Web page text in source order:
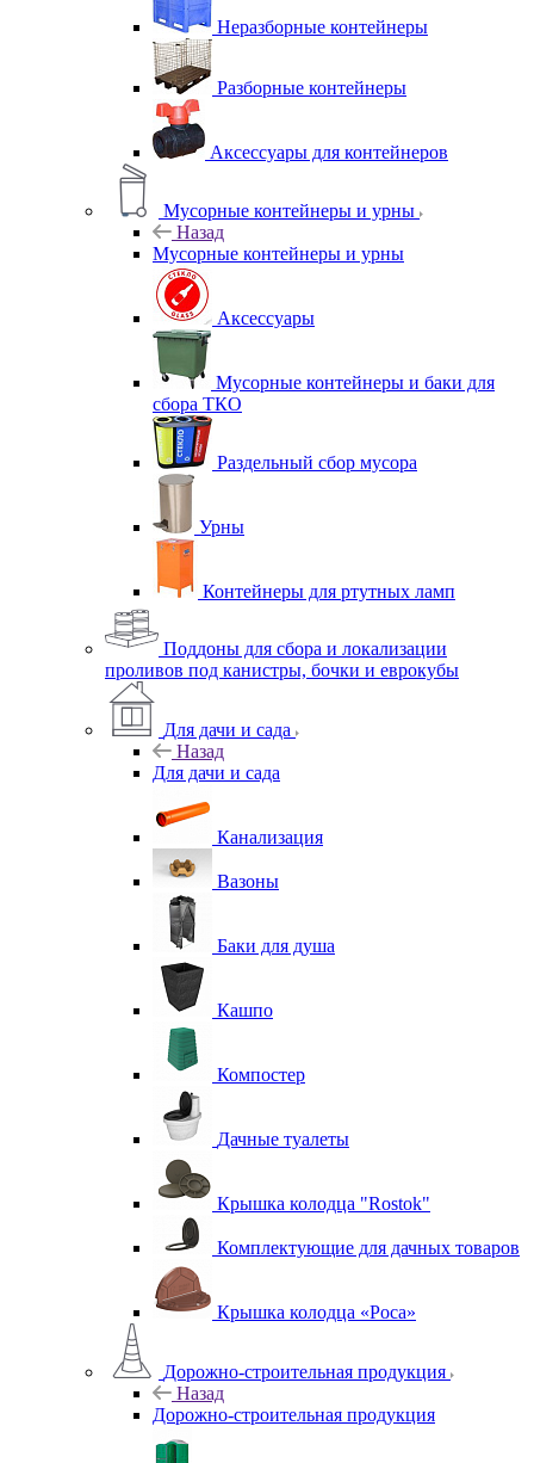
Неразборные контейнеры
Разборные контейнеры
Аксессуары для контейнеров
Мусорные контейнеры и урны
Назад
Мусорные контейнеры и урны
Аксессуары
Мусорные контейнеры и баки для
сбора ТКО
Раздельный сбор мусора
Урны
Контейнеры для ртутных ламп
Поддоны для сбора и локализации
проливов под канистры, бочки и еврокубы
Для дачи и сада
Назад
Для дачи и сада
Канализация
Вазоны
Баки для душа
Кашпо
Компостер
Дачные туалеты
Крышка колодца "Rostok"
Комплектующие для дачных товаров
Крышка колодца «Роса»
Дорожно-строительная продукция
Назад
Дорожно-строительная продукция